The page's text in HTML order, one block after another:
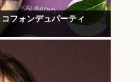
フォンデュパーティ